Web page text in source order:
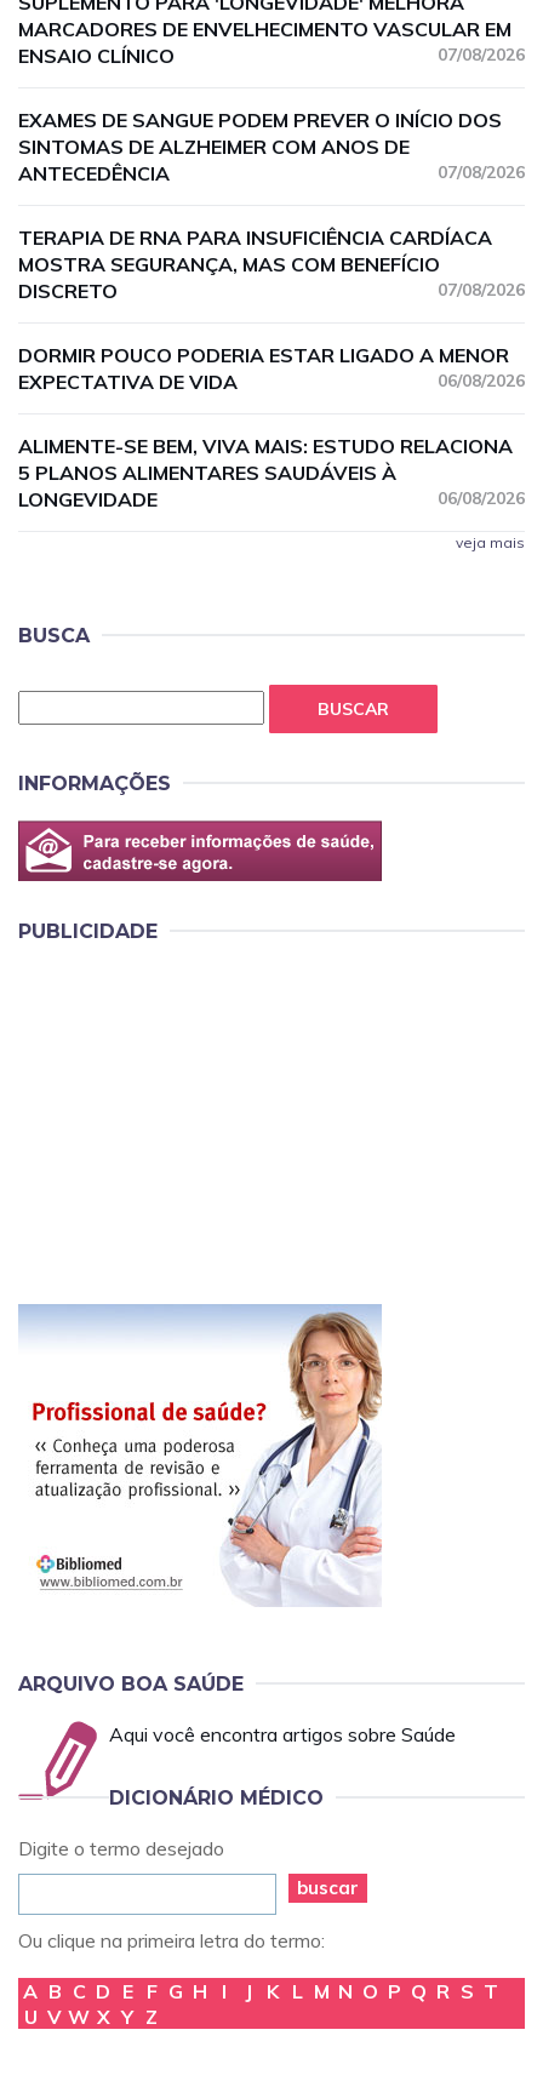
MARCADORES DE ENVELHECIMENTO VASCULAR EM
ENSAIO CLÍNICO
07/08/2026
EXAMES DE SANGUE PODEM PREVER O INÍCIO DOS
SINTOMAS DE ALZHEIMER COM ANOS DE
ANTECEDÊNCIA
07/08/2026
TERAPIA DE RNA PARA INSUFICIÊNCIA CARDÍACA
MOSTRA SEGURANÇA, MAS COM BENEFÍCIO
DISCRETO
07/08/2026
DORMIR POUCO PODERIA ESTAR LIGADO A MENOR
EXPECTATIVA DE VIDA
06/08/2026
ALIMENTE-SE BEM, VIVA MAIS: ESTUDO RELACIONA
5 PLANOS ALIMENTARES SAUDÁVEIS À
LONGEVIDADE
06/08/2026
veja mais
BUSCA
BUSCAR
INFORMAÇÕES
PUBLICIDADE
ARQUIVO BOA SAÚDE
Aqui você encontra artigos sobre Saúde
DICIONÁRIO MÉDICO
Digite o termo desejado
buscar
Ou clique na primeira letra do termo:
A B C D E F G H I J K L M N O P Q R S T
U V W X Y Z